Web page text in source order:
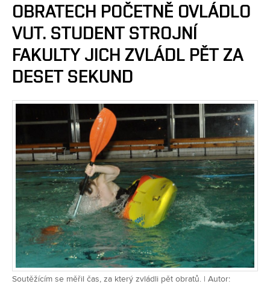
OBRATECH POČETNĚ OVLÁDLO
VUT. STUDENT STROJNÍ
FAKULTY JICH ZVLÁDL PĚT ZA
DESET SEKUND
Soutěžícím se měřil čas, za který zvládli pět obratů. | Autor: